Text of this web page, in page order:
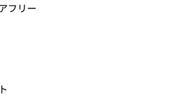
フリー